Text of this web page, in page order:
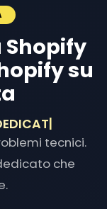
Shopify
su
DEDI|
tecnici.
che